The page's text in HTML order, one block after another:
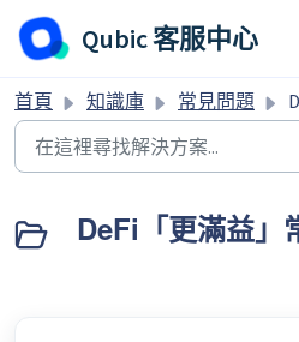
略過至主要內容
Qubic 客服中心
首頁 知識庫 常見問題
DeFi「更滿益」